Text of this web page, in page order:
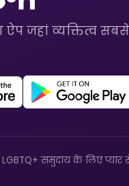
ऐप जहां व्यक्तित्व सबसे
समुदाय के लिए प्यार